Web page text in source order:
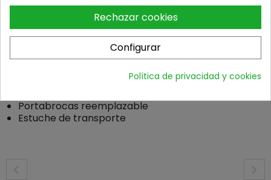
Nivel de potencia acústica: 96dB (A)
Error de medición K: 3dB
Peso con batería: 1 kg
Batería PBA 18V 2,5Ah W-B
Cargador de CV AL 1830
Portabrocas reemplazable
Estuche de transporte
Rechazar cookies
Configurar
Política de privacidad y cookies